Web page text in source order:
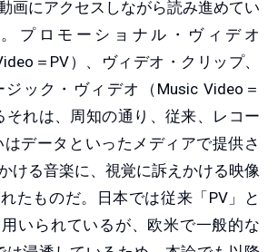
画にアクセスしながら読み進めてい
プロモーショナル・ヴィデオ
＝PV）、ヴィデオ・クリップ、
ック・ヴィデオ（Music Video＝
それは、周知の通り、従来、レコー
はデータといったメディアで提供さ
ける音楽に、視覚に訴えかける映像
たものだ。日本では従来「PV」と
いられているが、欧米で一般的な